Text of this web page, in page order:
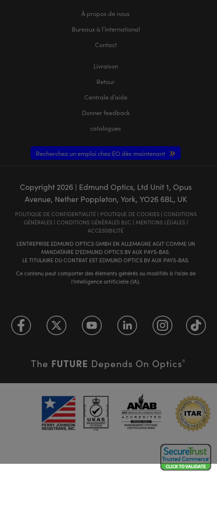
À propos de nous
Bureaux à l’international
Contact
Livraison
Retour
Centrale d’aide
Donner feedback
catalogues
Recherchez un emploi chez EO dès maintenant
Copyright 2026| Edmund Optics, Ltd Unit 1, Opus
Avenue, Nether Poppleton, York, YO26 6BL, UK
POLITIQUE DE CONFIDENTIALITÉ| POLITIQUE DE COOKIES| CONDITIONS
GÉNÈRALES| CONDITIONS GÉNÈRALES B2C | MENTIONS LÉGALES|
ACCESSIBILITÉ
L'ENTREPRISE EDMUND OPTICS GMBH EN ALLEMAGNE AGIT COMME UN
MANDATAIRE D'EDMUND OPTICS BV AUX PAYS-BAS.
LE TITULAIRE DU CONTRAT EST EDMUND OPTICS BV AUX PAYS-BAS.
Ce contenu peut comporter des éléments générés ou modifiés à l'aide de
l'intelligence artificielle (IA).
The FUTURE Depends On Optics®